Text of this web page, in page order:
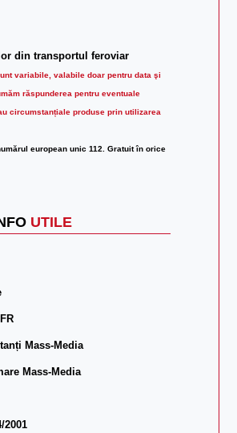
din transportul feroviar
variabile, valabile doar pentru data şi
răspunderea pentru eventuale
circumstanțiale produse prin utilizarea
european unic 112. Gratuit în orice
UTILE
Mass-Media
Mass-Media
2001